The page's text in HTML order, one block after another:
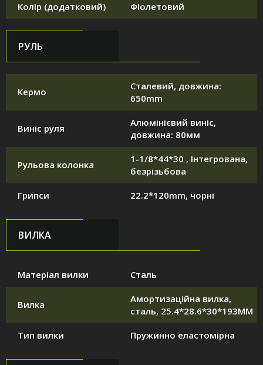
Колір (додатковий) Фіолетовий
РУЛЬ
Кермо
Сталевий, довжина:
650mm
Виніс руля
Алюмінієвий виніс,
довжина: 80мм
Рульова колонка
1-1/8*44*30 , Інтегрована,
безрізьбова
Грипси 22.2*120mm, чорні
ВИЛКА
Матеріал вилки Сталь
Вилка
Амортизаційна вилка,
сталь, 25.4*28.6*30*193MM
Тип вилки Пружинно еластомірна